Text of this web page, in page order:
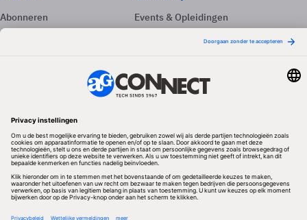
Abonneren
Adverteren
Events & Opleidingen
Nieuwsbrieven
Volg ons
Redactionele partner